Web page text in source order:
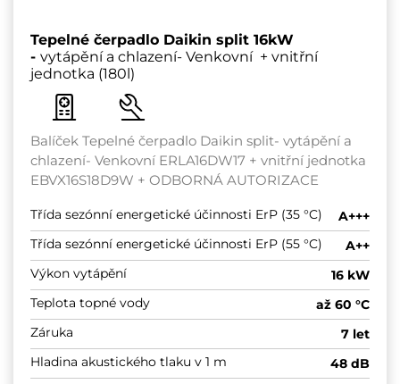
Tepelné čerpadlo Daikin split 16kW
-vytápění a chlazení- Venkovní + vnitřní
jednotka (180l)
Balíček Tepelné čerpadlo Daikin split- vytápění a
chlazení- Venkovní ERLA16DW17 + vnitřní jednotka
EBVX16S18D9W + ODBORNÁ AUTORIZACE
Třída sezónní energetické účinnosti ErP (35 °C)
A+++
Třída sezónní energetické účinnosti ErP (55 °C)
A++
Výkon vytápění
16 kW
Teplota topné vody
až 60 °C
Záruka
7 let
Hladina akustického tlaku v 1 m
48 dB